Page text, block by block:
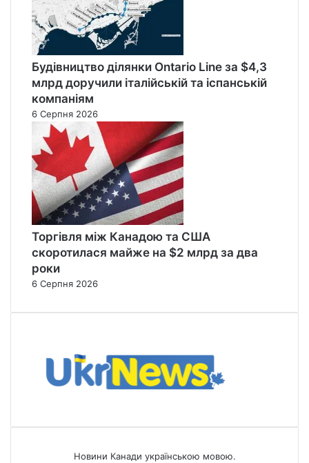
Будівництво ділянки Ontario Line за $4,3
млрд доручили італійській та іспанській
компаніям
6 Серпня 2026
Торгівля між Канадою та США
скоротилася майже на $2 млрд за два
роки
6 Серпня 2026
Новини Канади українською мовою.